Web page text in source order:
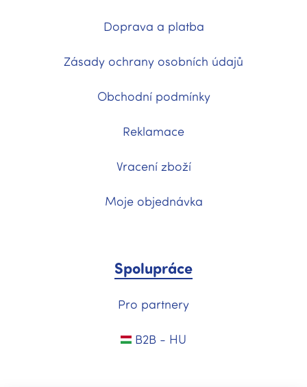
Doprava a platba
Zásady ochrany osobních údajů
Obchodní podmínky
Reklamace
Vracení zboží
Moje objednávka
Spolupráce
Pro partnery
B2B - HU